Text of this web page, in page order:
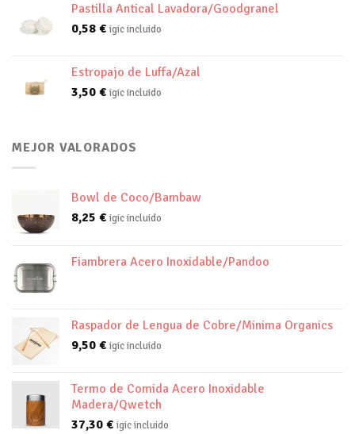
Pastilla Antical Lavadora/Goodgranel
0,58 € igic incluido
Estropajo de Luffa/Azal
3,50 € igic incluido
MEJOR VALORADOS
Bowl de Coco/Bambaw
8,25 € igic incluido
Fiambrera Acero Inoxidable/Pandoo
Raspador de Lengua de Cobre/Minima Organics
9,50 € igic incluido
Termo de Comida Acero Inoxidable
Madera/Qwetch
37,30 € igic incluido